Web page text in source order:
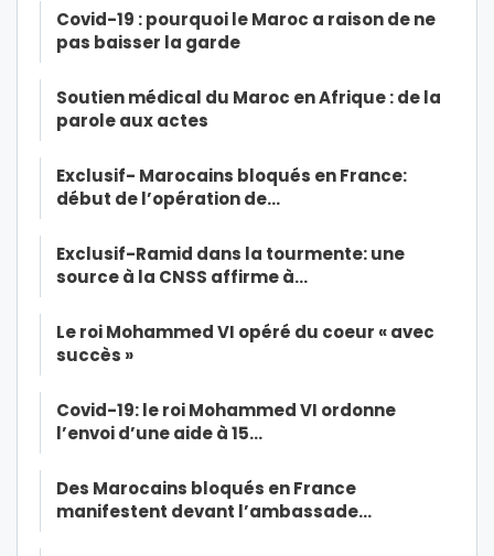
Covid-19 : pourquoi le Maroc a raison de ne
pas baisser la garde
Soutien médical du Maroc en Afrique : de la
parole aux actes
Exclusif- Marocains bloqués en France:
début de l’opération de…
Exclusif-Ramid dans la tourmente: une
source à la CNSS affirme à…
Le roi Mohammed VI opéré du coeur « avec
succès »
Covid-19: le roi Mohammed VI ordonne
l’envoi d’une aide à 15…
Des Marocains bloqués en France
manifestent devant l’ambassade…